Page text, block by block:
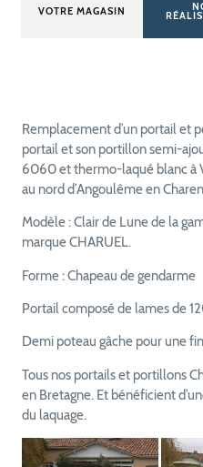
VOTRE MAGASIN
Remplacement d’un portail et
portail et son portillon semi-
6060 et thermo-laqué blanc à
au nord d’Angoulême en
Modèle : Clair de Lune de la
marque CHARUEL.
Forme : Chapeau de gendarme
Portail composé de lames de
Demi poteau gâche pour une
Tous nos portails et portillons
en Bretagne. Et bénéficient
du laquage.